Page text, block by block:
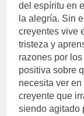
del espíritu en
la alegría. Sin
creyentes vive
tristeza y
razones por
positiva sobre
necesita ver
creyente que
siendo agitado